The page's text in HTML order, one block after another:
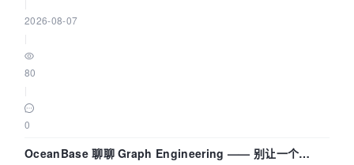
2026-08-07
80
0
OceanBase 聊聊 Graph Engineering —— 别让一个